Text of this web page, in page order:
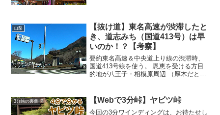
を結ぶ...
山梨
【抜け道】東名高速が渋滞したと
き、道志みち（国道413号）は早
いのか！？【考察】
要約東名高速＆中央道上り線の渋滞時、
国道413号線を使う。 恩恵を受ける方目
的地が八王子・相模原周辺 （厚木だと微
ろ早いかもしれない方東名高速で厚木よ
りも先の東京方...
3分峠の裏側 【Webで3分峠】ヤビツ峠
今回の3分ワインディングは、お待たせし